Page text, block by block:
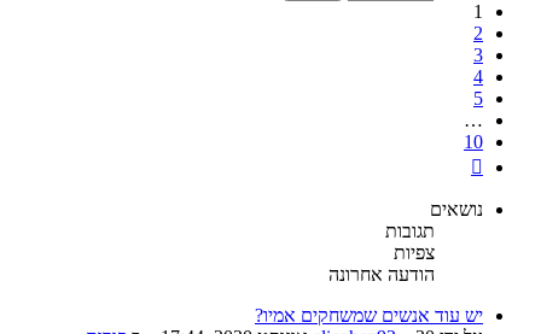
1
2
3
4
5
…
10
נושאים
תגובות
צפיות
הודעה אחרונה
יש עוד אנשים שמשחקים אמיו?